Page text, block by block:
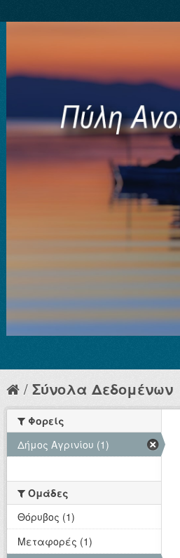
Σύνολα Δεδομένων
Φορείς
Δήμος Αγρινίου (1)
Ομάδες
Θόρυβος (1)
Μεταφορές (1)